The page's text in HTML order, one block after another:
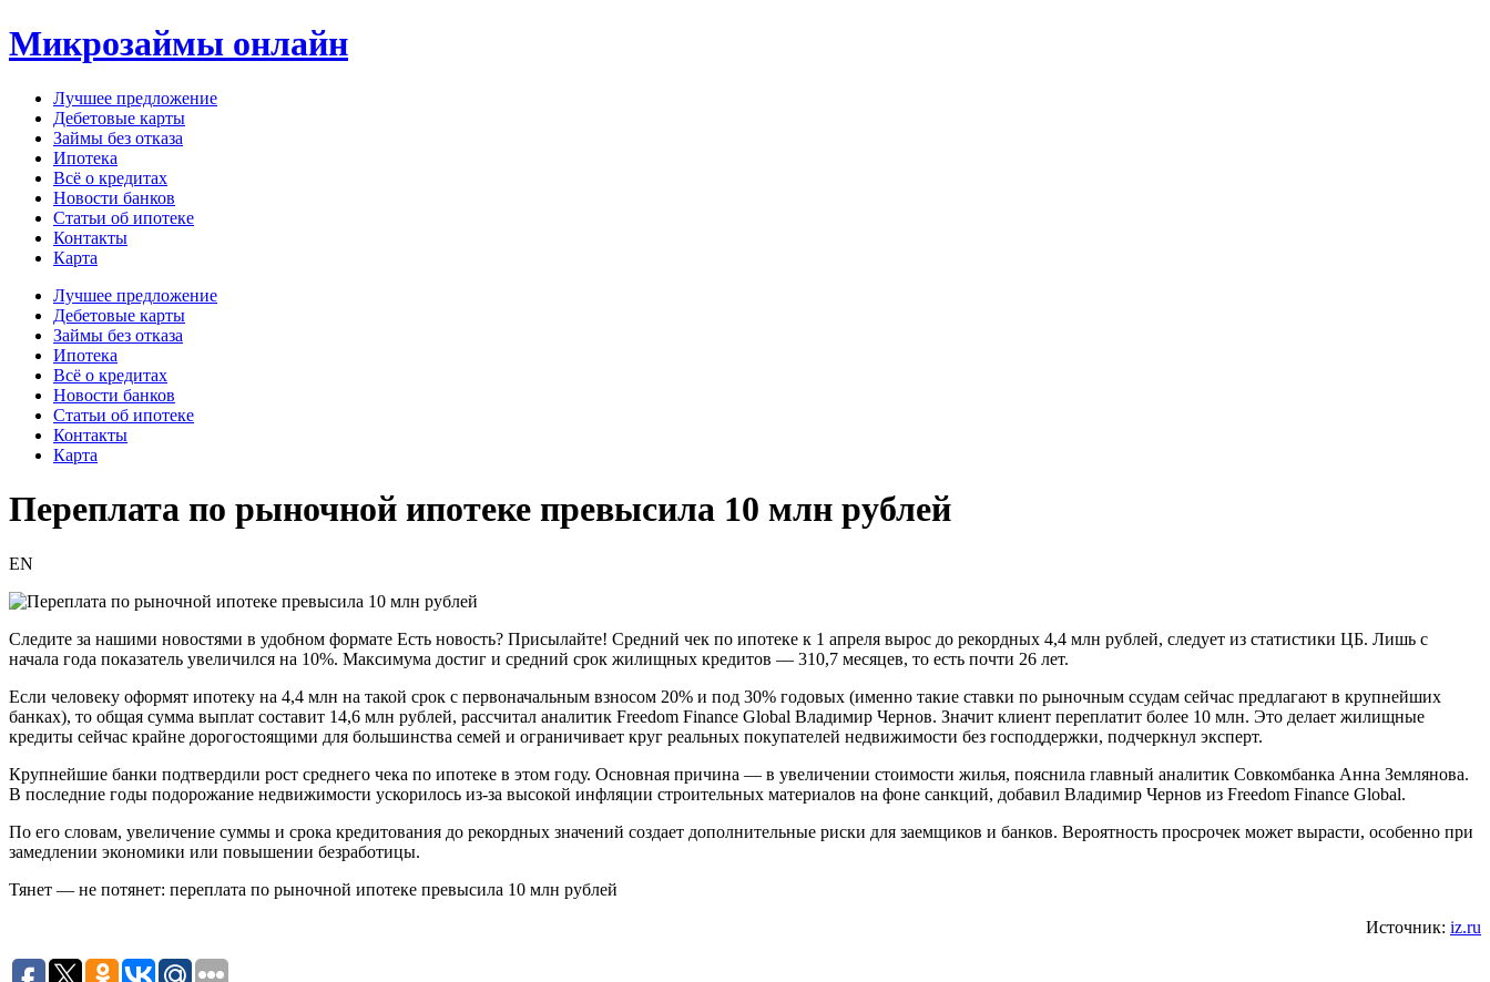
Перейти
к
Микрозаймы онлайн
Лучшее предложение
Дебетовые карты
Займы без отказа
Ипотека
Всё о кредитах
Новости банков
Статьи об ипотеке
Контакты
Карта
Меню Лучшее предложение
Дебетовые карты
Займы без отказа
Ипотека
Всё о кредитах
Новости банков
Статьи об ипотеке
Контакты
Карта
Переплата по рыночной ипотеке превысила 10 млн рублей
EN
Следите за нашими новостями в удобном формате Есть новость? Присылайте! Средний чек по ипотеке к 1 апреля вырос до рекордных 4,4 млн рублей, следует из статистики ЦБ. Лишь с
начала года показатель увеличился на 10%. Максимума достиг и средний срок жилищных кредитов — 310,7 месяцев, то есть почти 26 лет.
Если человеку оформят ипотеку на 4,4 млн на такой срок с первоначальным взносом 20% и под 30% годовых (именно такие ставки по рыночным ссудам сейчас предлагают в крупнейших
банках), то общая сумма выплат составит 14,6 млн рублей, рассчитал аналитик Freedom Finance Global Владимир Чернов. Значит клиент переплатит более 10 млн. Это делает жилищные
кредиты сейчас крайне дорогостоящими для большинства семей и ограничивает круг реальных покупателей недвижимости без господдержки, подчеркнул эксперт.
Крупнейшие банки подтвердили рост среднего чека по ипотеке в этом году. Основная причина — в увеличении стоимости жилья, пояснила главный аналитик Совкомбанка Анна Землянова.
В последние годы подорожание недвижимости ускорилось из-за высокой инфляции строительных материалов на фоне санкций, добавил Владимир Чернов из Freedom Finance Global.
По его словам, увеличение суммы и срока кредитования до рекордных значений создает дополнительные риски для заемщиков и банков. Вероятность просрочек может вырасти, особенно при
замедлении экономики или повышении безработицы.
Тянет — не потянет: переплата по рыночной ипотеке превысила 10 млн рублей
Источник: iz.ru